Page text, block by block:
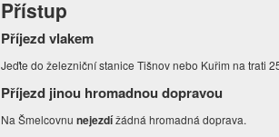
Přístup
Příjezd vlakem
Jeďte do železniční stanice Tišnov nebo Kuřim na trati
Příjezd jinou hromadnou dopravou
Na Šmelcovnu nejezdížádná hromadná doprava.